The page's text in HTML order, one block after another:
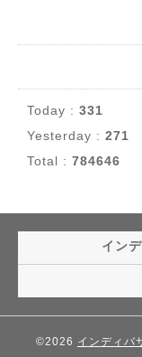
Today : 331
Yesterday : 271
Total : 784646
イン
©2026 インディ